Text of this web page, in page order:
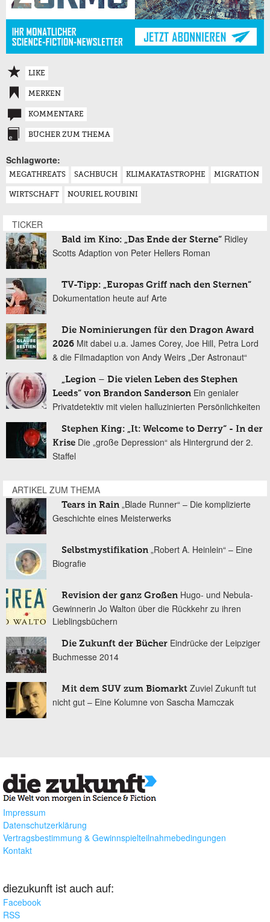
LIKE
MERKEN
KOMMENTARE
BÜCHER ZUM THEMA
Schlagworte:
MEGATHREATS SACHBUCH KLIMAKATASTROPHE MIGRATION
WIRTSCHAFT NOURIEL ROUBINI
TICKER
Bald im Kino: „Das Ende der Sterne“ Ridley
Scotts Adaption von Peter Hellers Roman
TV-Tipp: „Europas Griff nach den Sternen“
Dokumentation heute auf Arte
Die Nominierungen für den Dragon Award
2026 Mit dabei u.a. James Corey, Joe Hill, Petra Lord
& die Filmadaption von Andy Weirs „Der Astronaut“
„Legion – Die vielen Leben des Stephen
Leeds“ von Brandon Sanderson Ein genialer
Privatdetektiv mit vielen halluzinierten Persönlichkeiten
Stephen King: „It: Welcome to Derry“ - In der
Krise Die „große Depression“ als Hintergrund der 2.
Staffel
ARTIKEL ZUM THEMA
Tears in Rain „Blade Runner“ – Die komplizierte
Geschichte eines Meisterwerks
Selbstmystifikation „Robert A. Heinlein“ – Eine
Biografie
Revision der ganz Großen Hugo- und Nebula-
Gewinnerin Jo Walton über die Rückkehr zu ihren
Lieblingsbüchern
Die Zukunft der Bücher Eindrücke der Leipziger
Buchmesse 2014
Mit dem SUV zum Biomarkt Zuviel Zukunft tut
nicht gut – Eine Kolumne von Sascha Mamczak
Impressum
Datenschutzerklärung
Vertragsbestimmung & Gewinnspielteilnahmebedingungen
Kontakt
diezukunft ist auch auf:
Facebook
RSS